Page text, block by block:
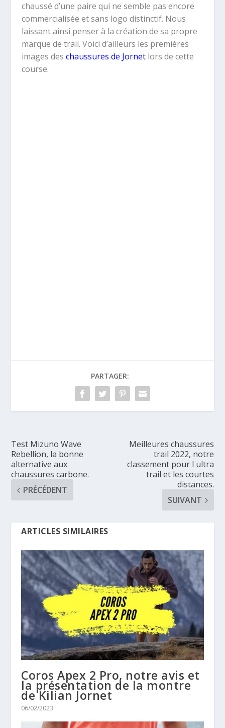
chaussé d’une paire qui ne semble pas encore
commercialisée et sans logo distinctif. Nous
laissant ainsi penser à la création de sa propre
marque de trail. Voici d’ailleurs les premières
images des chaussures de Jornetlors de cette
course.
PARTAGER:
Test Mizuno Wave
Rebellion, la bonne
alternative aux
chaussures carbone.
PRÉCÉDENT
Meilleures chaussures
trail 2022, notre
classement pour l ultra
trail et les courtes
distances.
SUIVANT
ARTICLES SIMILAIRES
Coros Apex 2 Pro, notre avis et
la présentation de la montre
de Kilian Jornet
06/02/2023